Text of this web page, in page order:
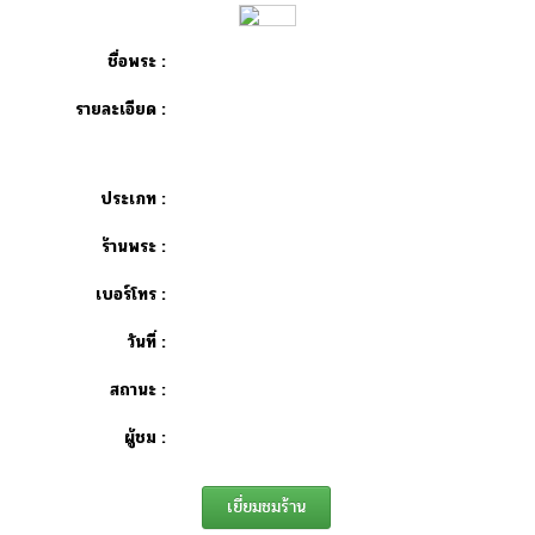
ชื่อพระ :
รายละเอียด :
ประเภท :
ร้านพระ :
เบอร์โทร :
วันที่ :
สถานะ :
ผู้ชม :
เยี่ยมชมร้าน